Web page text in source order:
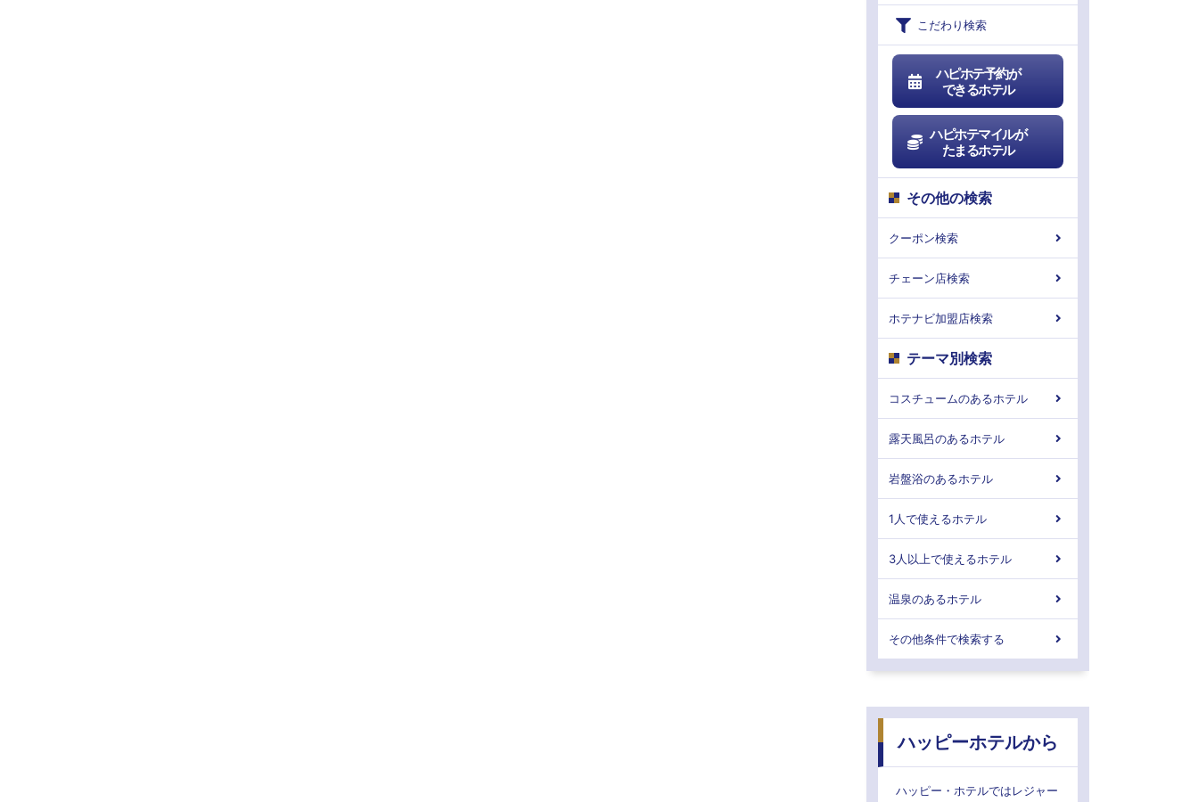
こだわり検索
ハピホテ予約が
できるホテル
ハピホテマイルが
たまるホテル
その他の検索
クーポン検索
チェーン店検索
ホテナビ加盟店検索
テーマ別検索
コスチュームのあるホテル
露天風呂のあるホテル
岩盤浴のあるホテル
1人で使えるホテル
3人以上で使えるホテル
温泉のあるホテル
その他条件で検索する
ハッピーホテルから
ハッピー・ホテルではレジャー